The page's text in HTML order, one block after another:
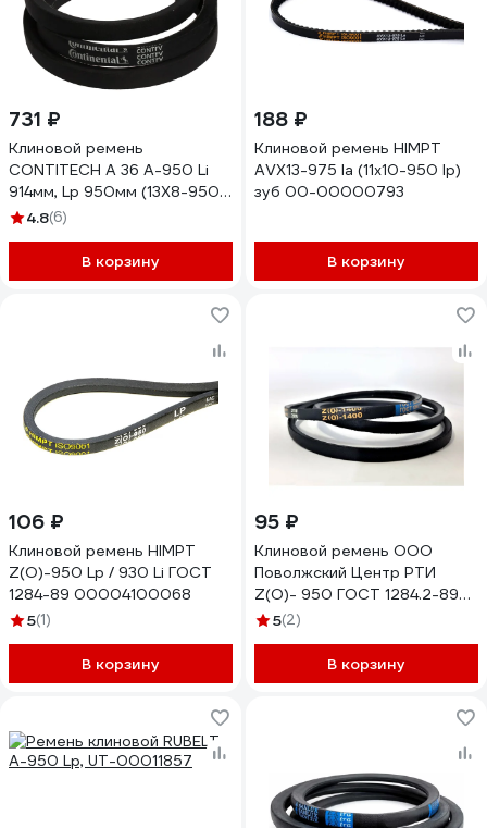
731 ₽
Клиновой ремень
CONTITECH A 36 A-950 Li
914мм, Lp 950мм (13X8-950)
CONTI-V A36CONTI
4.8(6)
В корзину
188 ₽
Клиновой ремень HIMPT
AVX13-975 la (11x10-950 lp)
зуб 00-00000793
В корзину
106 ₽
Клиновой ремень HIMPT
Z(O)-950 Lp / 930 Li ГОСТ
1284-89 00004100068
5(1)
В корзину
95 ₽
Клиновой ремень ООО
Поволжский Центр РТИ
Z(O)- 950 ГОСТ 1284.2-89
2.001.012
5(2)
В корзину